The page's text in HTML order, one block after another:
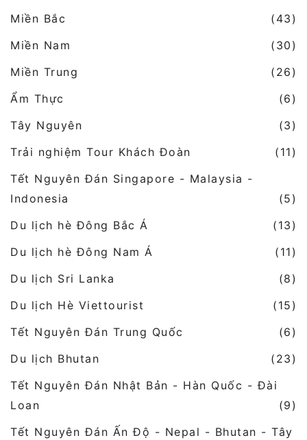
Miền Bắc
(43)
Miền Nam
(30)
Miền Trung
(26)
Ẩm Thực
(6)
Tây Nguyên
(3)
Trải nghiệm Tour Khách Đoàn
(11)
Tết Nguyên Đán Singapore - Malaysia -
Indonesia
(5)
Du lịch hè Đông Bắc Á
(13)
Du lịch hè Đông Nam Á
(11)
Du lịch Sri Lanka
(8)
Du lịch Hè Viettourist
(15)
Tết Nguyên Đán Trung Quốc
(6)
Du lịch Bhutan
(23)
Tết Nguyên Đán Nhật Bản - Hàn Quốc - Đài
Loan
(9)
Tết Nguyên Đán Ấn Độ - Nepal - Bhutan - Tây